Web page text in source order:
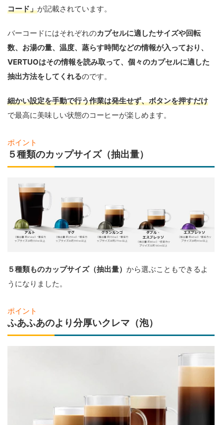
コード」が記載されています。
バーコードにはそれぞれのカプセルに適したサイズや回転
数、お湯の量、温度、蒸らす時間などの情報が入っており、
VERTUOはその情報を読み取って、個々のカプセルに適した
抽出方法をしてくれるのです。
細かい設定を手動で行う作業は発生せず、ボタンを押すだけ
で最高に美味しい状態のコーヒーが楽しめます。
ポイント
５種類のカップサイズ（抽出量）
５種類ものカップサイズ（抽出量） から選ぶこともできるよ
うになりました。
ポイント
ふあふあのより分厚いクレマ（泡）